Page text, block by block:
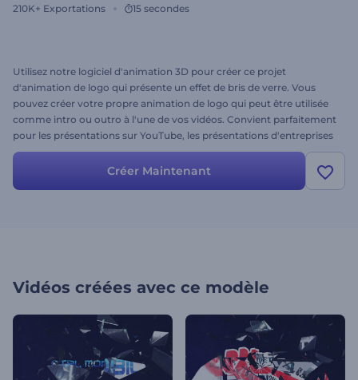
210K+ Exportations 15 secondes
Utilisez notre logiciel d'animation 3D pour créer ce projet
d'animation de logo qui présente un effet de bris de verre. Vous
pouvez créer votre propre animation de logo qui peut être utilisée
comme intro ou outro à l'une de vos vidéos. Convient parfaitement
pour les présentations sur YouTube, les présentations d'entreprises
ou tout autre projet nécessitant une présentation élégante du logo.
Créez votre version dès maintenant !
Créer Maintenant
Vidéos créées avec ce modèle